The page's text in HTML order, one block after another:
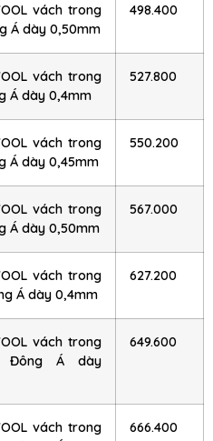
vách trong
Á dày 0,50mm
498.400
vách trong
Á dày 0,4mm
527.800
vách trong
Á dày 0,45mm
550.200
vách trong
Á dày 0,50mm
567.000
vách trong
Á dày 0,4mm
627.200
vách trong
Đông Á dày
649.600
vách trong
666.400